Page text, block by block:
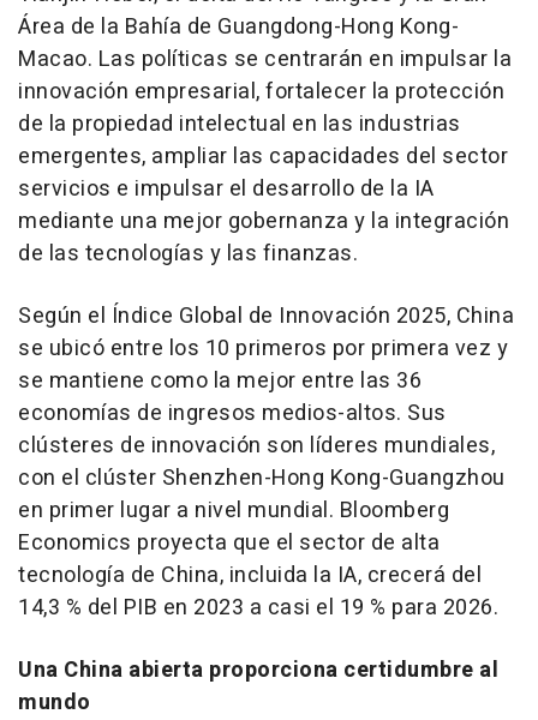
Área de la Bahía de Guangdong-Hong Kong-
Macao. Las políticas se centrarán en impulsar la
innovación empresarial, fortalecer la protección
de la propiedad intelectual en las industrias
emergentes, ampliar las capacidades del sector
servicios e impulsar el desarrollo de la IA
mediante una mejor gobernanza y la integración
de las tecnologías y las finanzas.
Según el Índice Global de Innovación 2025, China
se ubicó entre los 10 primeros por primera vez y
se mantiene como la mejor entre las 36
economías de ingresos medios-altos. Sus
clústeres de innovación son líderes mundiales,
con el clúster Shenzhen-Hong Kong-Guangzhou
en primer lugar a nivel mundial. Bloomberg
Economics proyecta que el sector de alta
tecnología de China, incluida la IA, crecerá del
14,3 % del PIB en 2023 a casi el 19 % para 2026.
Una China abierta proporciona certidumbre al
mundo